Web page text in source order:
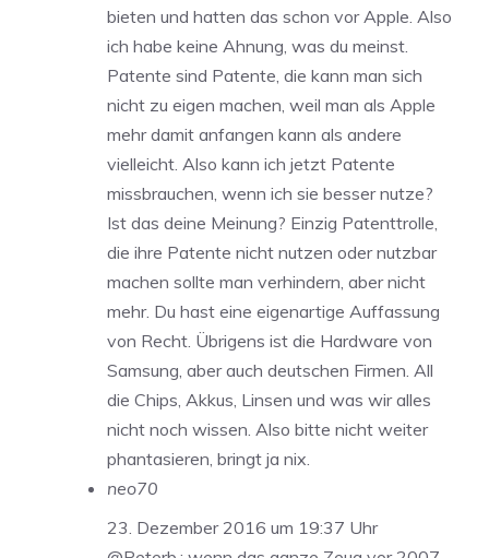
bieten und hatten das schon vor Apple. Also
ich habe keine Ahnung, was du meinst.
Patente sind Patente, die kann man sich
nicht zu eigen machen, weil man als Apple
mehr damit anfangen kann als andere
vielleicht. Also kann ich jetzt Patente
missbrauchen, wenn ich sie besser nutze?
Ist das deine Meinung? Einzig Patenttrolle,
die ihre Patente nicht nutzen oder nutzbar
machen sollte man verhindern, aber nicht
mehr. Du hast eine eigenartige Auffassung
von Recht. Übrigens ist die Hardware von
Samsung, aber auch deutschen Firmen. All
die Chips, Akkus, Linsen und was wir alles
nicht noch wissen. Also bitte nicht weiter
phantasieren, bringt ja nix.
neo70
23. Dezember 2016 um 19:37 Uhr